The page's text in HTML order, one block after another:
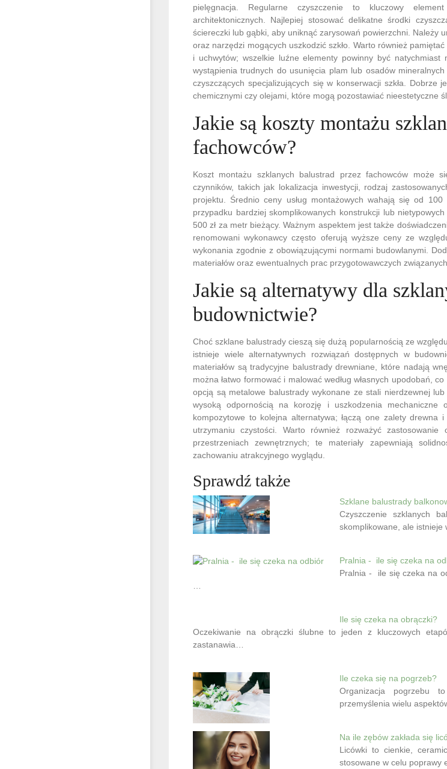
pielęgnacja. Regularne czyszczenie to kluczowy
architektonicznych. Najlepiej stosować delikatne środki
ściereczki lub gąbki, aby uniknąć zarysowań powierzchni. Należy
oraz narzędzi mogących uszkodzić szkło. Warto również
i uchwytów; wszelkie luźne elementy powinny być natychmiast
wystąpienia trudnych do usunięcia plam lub osadów
czyszczących specjalizujących się w konserwacji szkła. Dobrze
chemicznymi czy olejami, które mogą pozostawiać nieestetyczne
Jakie są koszty montażu
fachowców?
Koszt montażu szklanych balustrad przez fachowców może
czynników, takich jak lokalizacja inwestycji, rodzaj
projektu. Średnio ceny usług montażowych wahają się od
przypadku bardziej skomplikowanych konstrukcji lub
500 zł za metr bieżący. Ważnym aspektem jest także
renomowani wykonawcy często oferują wyższe ceny ze
wykonania zgodnie z obowiązującymi normami budowlanymi.
materiałów oraz ewentualnych prac przygotowawczych
Jakie są alternatywy dla
budownictwie?
Choć szklane balustrady cieszą się dużą popularnością ze
istnieje wiele alternatywnych rozwiązań dostępnych w
materiałów są tradycyjne balustrady drewniane, które nadają
można łatwo formować i malować według własnych upodobań,
opcją są metalowe balustrady wykonane ze stali nierdzewnej
wysoką odpornością na korozję i uszkodzenia mechaniczne
kompozytowe to kolejna alternatywa; łączą one zalety drewna
utrzymaniu czystości. Warto również rozważyć
przestrzeniach zewnętrznych; te materiały zapewniają
zachowaniu atrakcyjnego wyglądu.
Sprawdź także
Szklane balustrady
Czyszczenie szklanych
skomplikowane, ale istnieje
Pralnia - ile się czeka na
Pralnia - ile się czeka na
Ile się czeka na obrączki?
Oczekiwanie na obrączki ślubne to jeden z kluczowych
zastanawia…
Ile czeka się na pogrzeb?
Organizacja pogrzebu
przemyślenia wielu
Na ile zębów zakłada się
Licówki to cienkie,
stosowane w celu poprawy